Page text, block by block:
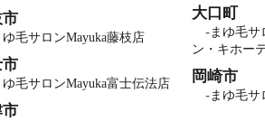
ゆ毛サロンMayuka藤枝店
ゆ毛サロンMayuka富士伝法店
大口町
まゆ毛サ
ン・キホー
岡崎市
まゆ毛サ